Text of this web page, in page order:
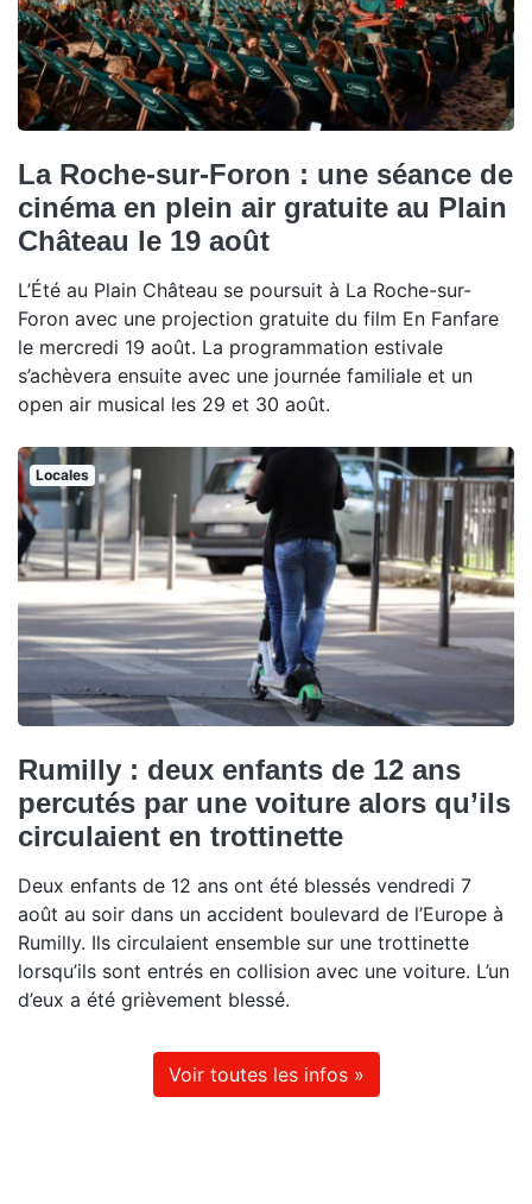
La Roche-sur-Foron : une séance de
cinéma en plein air gratuite au Plain
Château le 19 août
L’Été au Plain Château se poursuit à La Roche-sur-
Foron avec une projection gratuite du film En Fanfare
le mercredi 19 août. La programmation estivale
s’achèvera ensuite avec une journée familiale et un
open air musical les 29 et 30 août.
Locales
Rumilly : deux enfants de 12 ans
percutés par une voiture alors qu’ils
circulaient en trottinette
Deux enfants de 12 ans ont été blessés vendredi 7
août au soir dans un accident boulevard de l’Europe à
Rumilly. Ils circulaient ensemble sur une trottinette
lorsqu’ils sont entrés en collision avec une voiture. L’un
d’eux a été grièvement blessé.
Voir toutes les infos »